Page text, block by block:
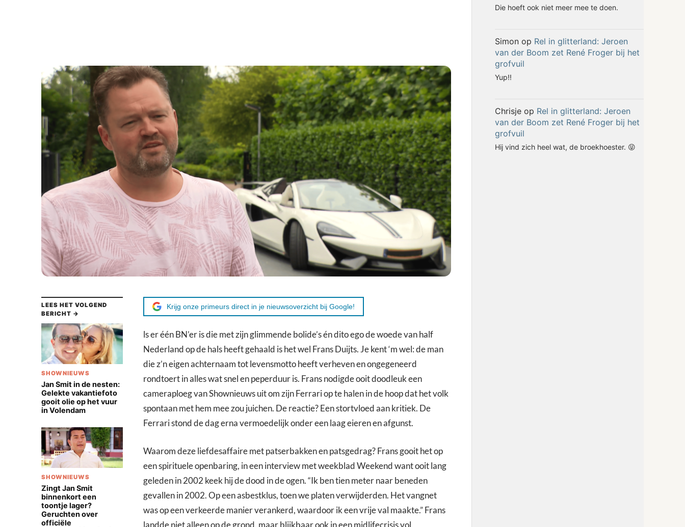
LEES HET VOLGEND
BERICHT →
SHOWNIEUWS
Jan Smit in de nesten:
Gelekte vakantiefoto
gooit olie op het vuur
in Volendam
SHOWNIEUWS
Zingt Jan Smit
binnenkort een
toontje lager?
Geruchten over
officiële
Krijg onze primeurs direct in je nieuwsoverzicht bij Google!
ls er één BN’er is die met zijn glimmende bolide’s én dito ego de woede van half
Nederland op de hals heeft gehaald is het wel Frans Duijts. Je kent ‘m wel: de man
die z’n eigen achternaam tot levensmotto heeft verheven en ongegeneerd
rondtoert in alles wat snel en peperduur is. Frans nodigde ooit doodleuk een
cameraploeg van Shownieuws uit om zijn Ferrari op te halen in de hoop dat het volk
spontaan met hem mee zou juichen. De reactie? Een stortvloed aan kritiek. De
Ferrari stond de dag erna vermoedelijk onder een laag eieren en afgunst.
Waarom deze liefdesaffaire met patserbakken en patsgedrag? Frans gooit het op
een spirituele openbaring, in een interview met weekblad Weekend want ooit lang
geleden in 2002 keek hij de dood in de ogen. “Ik ben tien meter naar beneden
gevallen in 2002. Op een asbestklus, toen we platen verwijderden. Het vangnet
was op een verkeerde manier verankerd, waardoor ik een vrije val maakte.” Frans
landde niet alleen op de grond, maar blijkbaar ook in een midlifecrisis vol
Die hoeft ook niet meer mee te doen.
Simonop Rel in glitterland: Jeroen
van der Boom zet René Froger bij het
grofvuil
Yup!!
Chrisjeop Rel in glitterland: Jeroen
van der Boom zet René Froger bij het
grofvuil
Hij vind zich heel wat, de broekhoester. 😝